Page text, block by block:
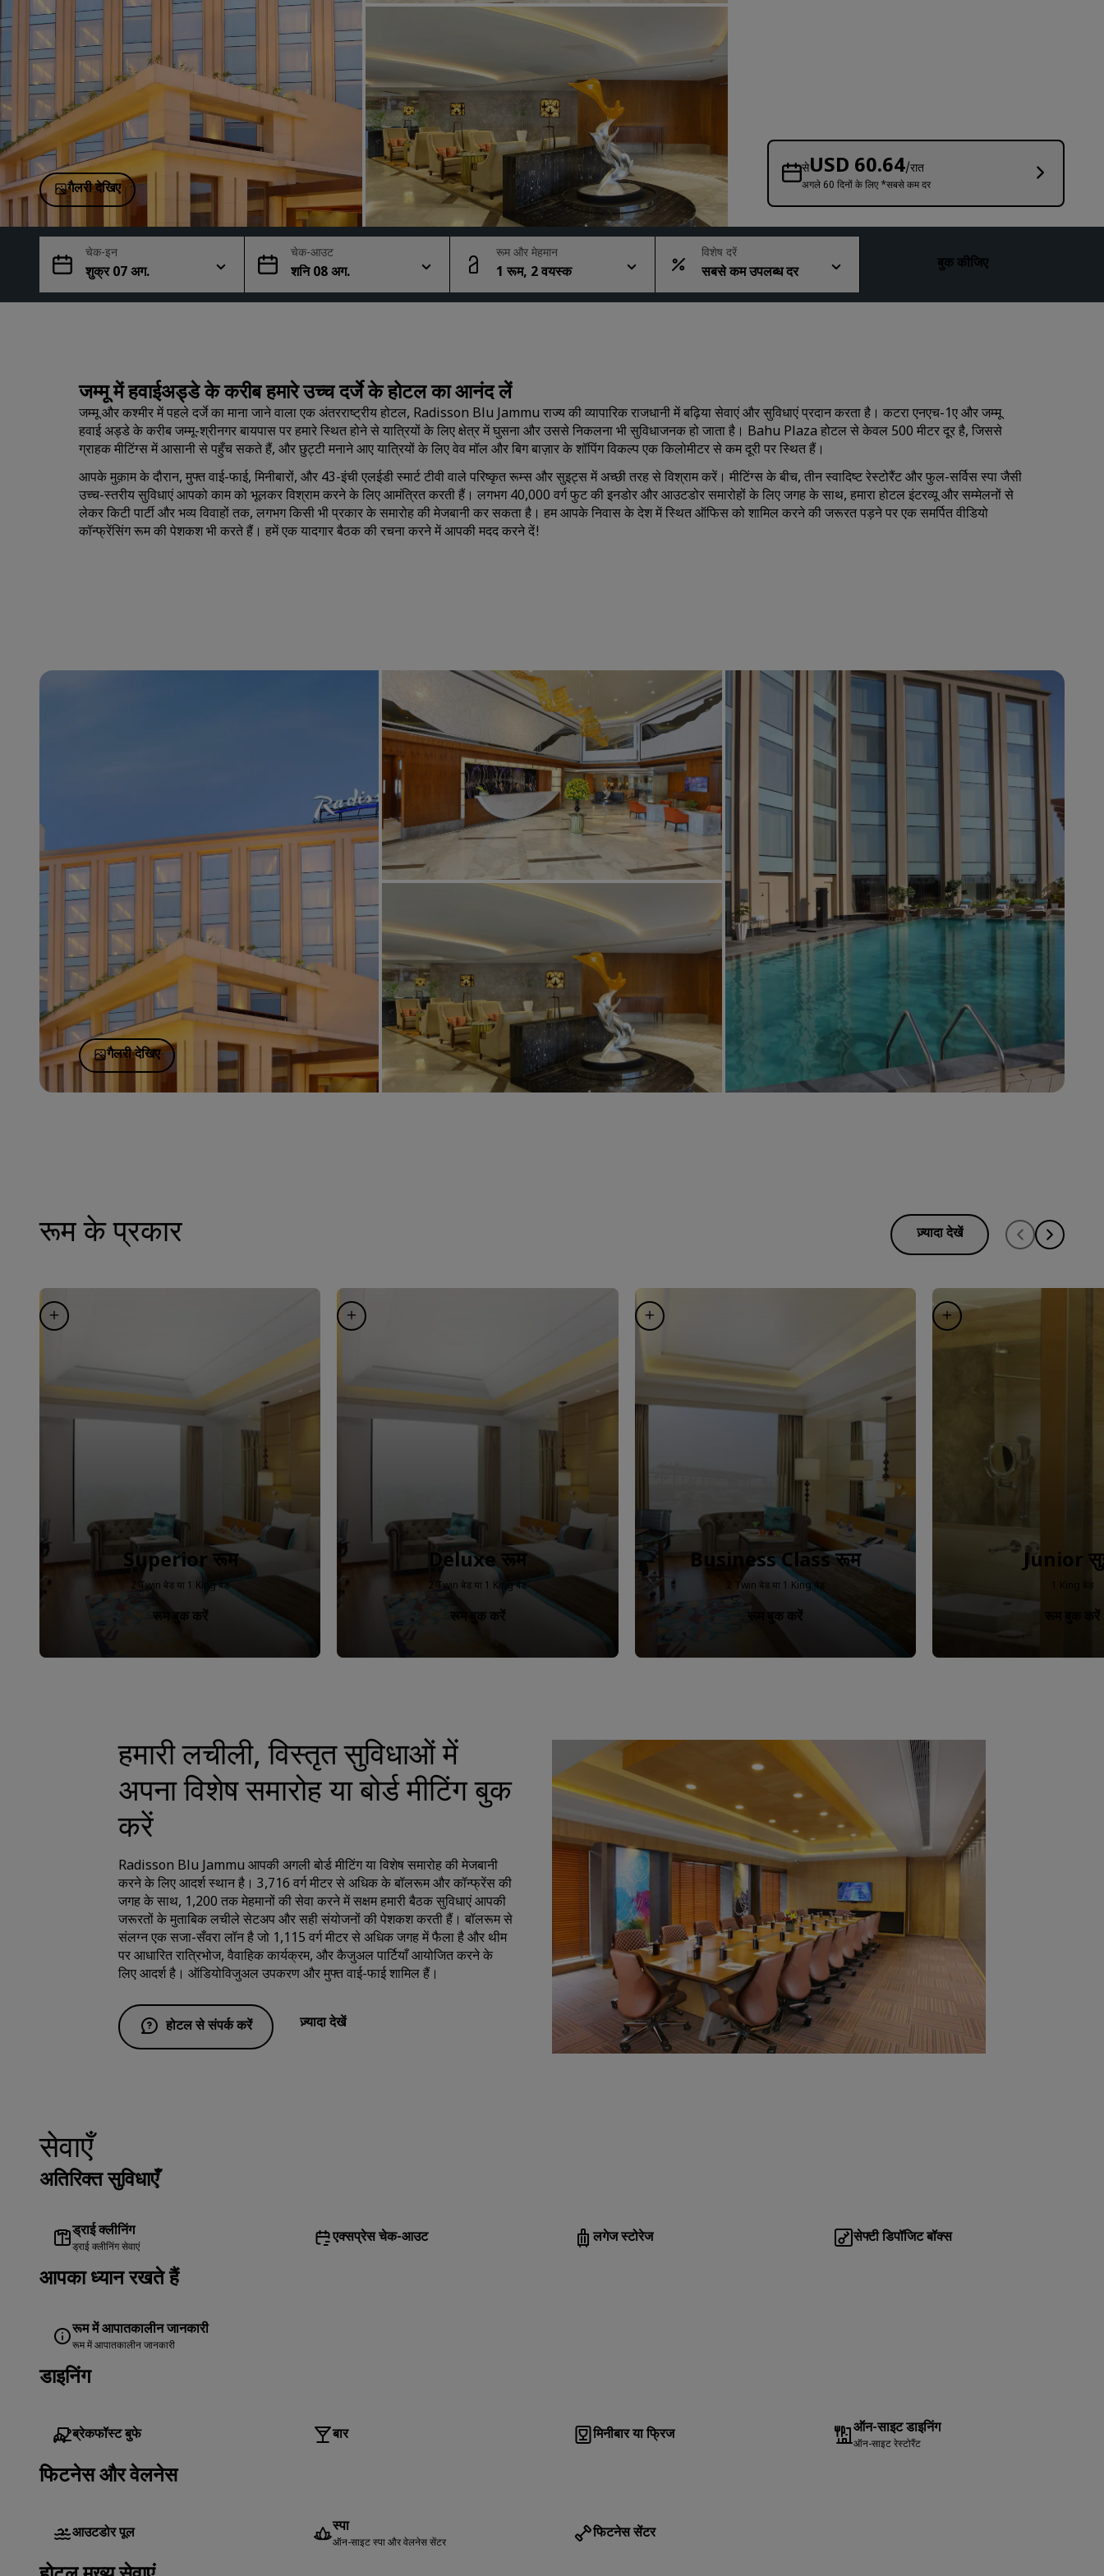
चीन में संबद्ध ब्रांड
इवेंट के डेस्टिनेशन
उद्योगों के लिए समाधान
फ्लाइट्स खोजें
फ्लाइट्स खोजें
डाइनिंग
किसी रेस्टोरेंट को खोजें
डिजिटल सेवाएं
हमारा ब्लॉग देखें
Radisson Rewards
Radisson Rewards को जानें
पॉइंटों का उपयोग कैसे करें
पॉइंट कैसे पाएँ
गैलरी देखिए
सेUSD 60.64/रात
अगले 60 दिनों के लिए *सबसे कम दर
चेक-इन
शुक्र 07 अग.
चेक-आउट
शनि 08 अग.
रूम और मेहमान
1 रूम, 2 वयस्क
विशेष दरें
सबसे कम उपलब्ध दर
बुक कीजिए
जम्मू में हवाईअड्डे के करीब हमारे उच्च दर्जे के होटल का आनंद लें
जम्मू और कश्मीर में पहले दर्जे का माना जाने वाला एक अंतरराष्ट्रीय होटल, Radisson Blu Jammu राज्य की व्यापारिक राजधानी में बढ़िया सेवाएं और सुविधाएं प्रदान करता है। कटरा एनएच-1ए और जम्मू
हवाई अड्डे के करीब जम्मू-श्रीनगर बायपास पर हमारे स्थित होने से यात्रियों के लिए क्षेत्र में घुसना और उससे निकलना भी सुविधाजनक हो जाता है। Bahu Plaza होटल से केवल 500 मीटर दूर है, जिससे
ग्राहक मीटिंग्स में आसानी से पहुँच सकते हैं, और छुट्टी मनाने आए यात्रियों के लिए वेव मॉल और बिग बाज़ार के शॉपिंग विकल्प एक किलोमीटर से कम दूरी पर स्थित हैं।
आपके मुक़ाम के दौरान, मुफ्त वाई-फाई, मिनीबारों, और 43-इंची एलईडी स्मार्ट टीवी वाले परिष्कृत रूम्स और सुइट्स में अच्छी तरह से विश्राम करें। मीटिंग्स के बीच, तीन स्वादिष्ट रेस्टोरैंट और फुल-सर्विस स्पा जैसी
उच्च-स्तरीय सुविधाएं आपको काम को भूलकर विश्राम करने के लिए आमंत्रित करती हैं। लगभग 40,000 वर्ग फुट की इनडोर और आउटडोर समारोहों के लिए जगह के साथ, हमारा होटल इंटरव्यू और सम्मेलनों से
लेकर किटी पार्टी और भव्य विवाहों तक, लगभग किसी भी प्रकार के समारोह की मेजबानी कर सकता है। हम आपके निवास के देश में स्थित ऑफिस को शामिल करने की जरूरत पड़ने पर एक समर्पित वीडियो
कॉन्फ्रेंसिंग रूम की पेशकश भी करते हैं। हमें एक यादगार बैठक की रचना करने में आपकी मदद करने दें!
गैलरी देखिए
रूम के प्रकार ज़्यादा देखें
Superior रूम
2 Twin बेड या 1 King बेड
रूम बुक करें
Deluxe रूम
2 Twin बेड या 1 King बेड
रूम बुक करें
Business Class रूम
2 Twin बेड या 1 King बेड
रूम बुक करें
Junior
1 King बेड
रूम बुक करें
हमारी लचीली, विस्तृत सुविधाओं में
अपना विशेष समारोह या बोर्ड मीटिंग बुक
करें
Radisson Blu Jammu आपकी अगली बोर्ड मीटिंग या विशेष समारोह की मेजबानी
करने के लिए आदर्श स्थान है। 3,716 वर्ग मीटर से अधिक के बॉलरूम और कॉन्फ्रेंस की
जगह के साथ, 1,200 तक मेहमानों की सेवा करने में सक्षम हमारी बैठक सुविधाएं आपकी
जरूरतों के मुताबिक लचीले सेटअप और सही संयोजनों की पेशकश करती हैं। बॉलरूम से
संलग्न एक सजा-सँवरा लॉन है जो 1,115 वर्ग मीटर से अधिक जगह में फैला है और थीम
पर आधारित रात्रिभोज, वैवाहिक कार्यक्रम, और कैजुअल पार्टियाँ आयोजित करने के
लिए आदर्श है। ऑडियोविजुअल उपकरण और मुफ्त वाई-फाई शामिल हैं।
होटल से संपर्क करें ज़्यादा देखें
सेवाएँ
अतिरिक्त सुविधाएँ
ड्राई क्लीनिंग
ड्राई क्लीनिंग सेवाएं
एक्सप्रेस चेक-आउट लगेज स्टोरेज सेफ्टी डिपॉजिट बॉक्स
आपका ध्यान रखते हैं
रूम में आपातकालीन जानकारी
रूम में आपातकालीन जानकारी
डाइनिंग
ब्रेकफॉस्ट बुफे बार मिनीबार या फ्रिज ऑन-साइट डाइनिंग
ऑन-साइट रेस्टोरैंट
फिटनेस और वेलनेस
आउटडोर पूल स्पा
ऑन-साइट स्पा और वेलनेस सेंटर
फिटनेस सेंटर